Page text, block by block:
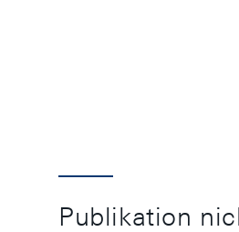
Publikation